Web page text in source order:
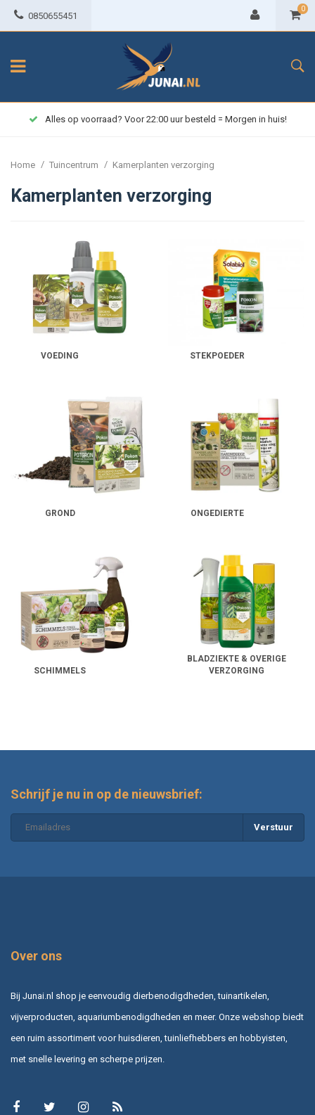
0850655451
0
Alles op voorraad? Voor 22:00 uur besteld = Morgen in huis!
Home / Tuincentrum / Kamerplanten verzorging
Kamerplanten verzorging
VOEDING STEKPOEDER
GROND ONGEDIERTE
SCHIMMELS
BLADZIEKTE & OVERIGE
VERZORGING
Schrijf je nu in op de nieuwsbrief:
Verstuur
Over ons
Bij Junai.nl shop je eenvoudig dierbenodigdheden, tuinartikelen,
vijverproducten, aquariumbenodigdheden en meer. Onze webshop biedt
een ruim assortiment voor huisdieren, tuinliefhebbers en hobbyisten,
met snelle levering en scherpe prijzen.